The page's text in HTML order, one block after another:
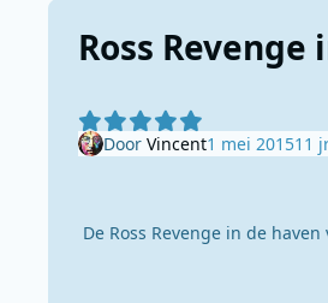
Ross
Door Vincent1 mei 201511
De Ross Revenge in de